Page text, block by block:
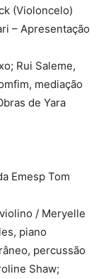
(Violoncelo)
– Apresentação
Rui Saleme,
mediação
de Yara
Emesp Tom
/ Meryelle
piano
percussão
Shaw;